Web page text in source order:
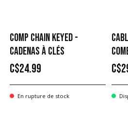
COMP CHAIN KEYED -
CADENAS À CLÉS
C$24.99
En rupture de stock